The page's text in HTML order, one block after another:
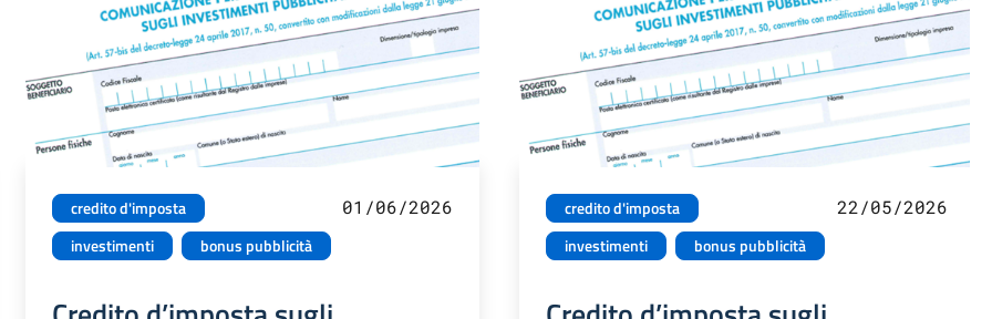
credito d'imposta
investimenti
bonus pubblicità
01/06/2026
credito d'imposta
investimenti
bonus pubblicità
22/05/2026